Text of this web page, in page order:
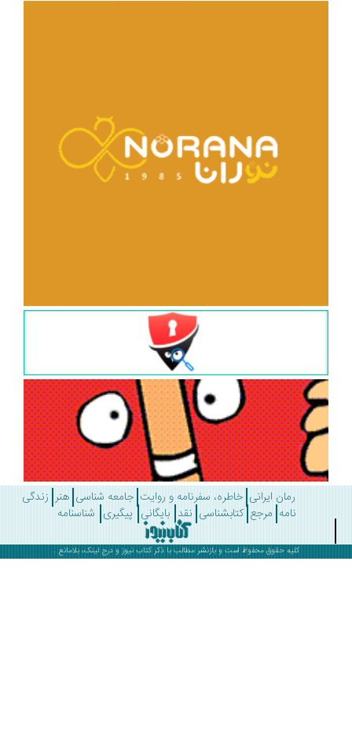
رمان ایرانی خاطره، سفرنامه و روایت جامعه شناسی هنر زندگی
مرجع کتابشناسی نقد بایگانی پیگیری شناسنامه
کلیه حقوق محفوظ است و بازنشر مطالب با ذکرکتاب نیوز و درج لینک، بلامانع .